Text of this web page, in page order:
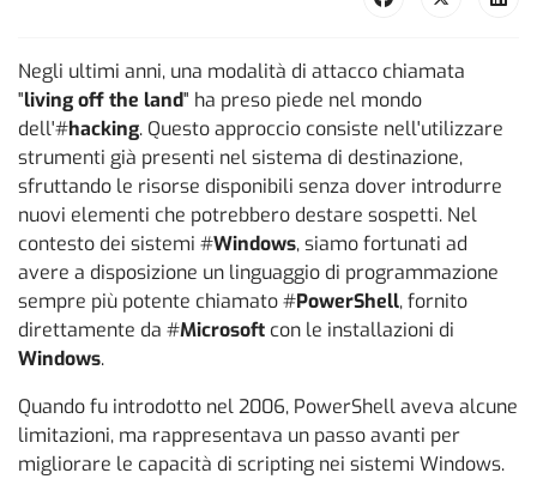
Negli ultimi anni, una modalità di attacco chiamata
"living off the land" ha preso piede nel mondo
dell'#hacking. Questo approccio consiste nell'utilizzare
strumenti già presenti nel sistema di destinazione,
sfruttando le risorse disponibili senza dover introdurre
nuovi elementi che potrebbero destare sospetti. Nel
contesto dei sistemi #Windows, siamo fortunati ad
avere a disposizione un linguaggio di programmazione
sempre più potente chiamato #PowerShell, fornito
direttamente da #Microsoft con le installazioni di
Windows.
Quando fu introdotto nel 2006, PowerShell aveva alcune
limitazioni, ma rappresentava un passo avanti per
migliorare le capacità di scripting nei sistemi Windows.